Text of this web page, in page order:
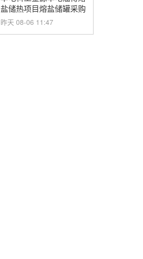
盐储热项目熔盐储罐采购
昨天 08-06 11:47